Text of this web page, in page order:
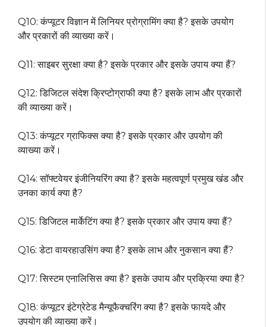
Q10: कंप्यूटर विज्ञान में लिनियर प्रोग्रामिंग क्या है? इसके उपयोग
और प्रकारों की व्याख्या करें।
Q11: साइबर सुरक्षा क्या है? इसके प्रकार और इसके उपाय क्या हैं?
Q12: डिजिटल संदेश क्रिप्टोग्राफी क्या है? इसके लाभ और प्रकारों
की व्याख्या करें।
Q13: कंप्यूटर ग्राफिक्स क्या है? इसके प्रकार और उपयोग की
व्याख्या करें।
Q14: सॉफ्टवेयर इंजीनियरिंग क्या है? इसके महत्वपूर्ण प्रमुख खंड और
उनका कार्य क्या है?
Q15: डिजिटल मार्केटिंग क्या है? इसके प्रकार और उपाय क्या हैं?
Q16: डेटा वायरहाउसिंग क्या है? इसके लाभ और नुकसान क्या हैं?
Q17: सिस्टम एनालिसिस क्या है? इसके उपाय और प्रक्रिया क्या है?
Q18: कंप्यूटर इंटेग्रेटेड मैन्यूफैक्चरिंग क्या है? इसके फायदे और
उपयोग की व्याख्या करें।